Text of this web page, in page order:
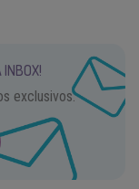
INBOX!
exclusivos.